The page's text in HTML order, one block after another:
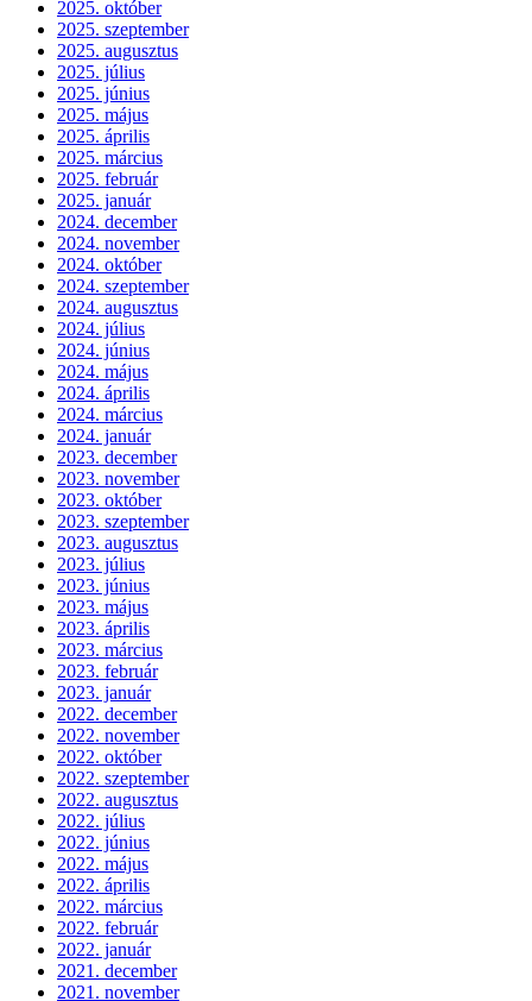
2025. október
2025. szeptember
2025. augusztus
2025. július
2025. június
2025. május
2025. április
2025. március
2025. február
2025. január
2024. december
2024. november
2024. október
2024. szeptember
2024. augusztus
2024. július
2024. június
2024. május
2024. április
2024. március
2024. január
2023. december
2023. november
2023. október
2023. szeptember
2023. augusztus
2023. július
2023. június
2023. május
2023. április
2023. március
2023. február
2023. január
2022. december
2022. november
2022. október
2022. szeptember
2022. augusztus
2022. július
2022. június
2022. május
2022. április
2022. március
2022. február
2022. január
2021. december
2021. november